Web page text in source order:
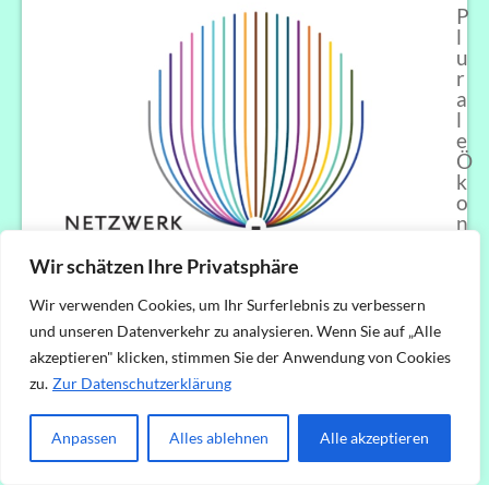
Wir schätzen Ihre Privatsphäre
Wir verwenden Cookies, um Ihr Surferlebnis zu verbessern
und unseren Datenverkehr zu analysieren. Wenn Sie auf „Alle
akzeptieren" klicken, stimmen Sie der Anwendung von Cookies
zu. Zur Datenschutzerklärung
Anpassen Alles ablehnen Alle akzeptieren
P
l
u
r
a
l
e
Ö
k
o
n